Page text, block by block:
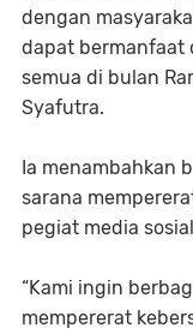
dengan
dapat bermanfaat
semua di bulan
Syafutra.
Ia menambahkan
sarana
pegiat media
“Kami ingin
mempererat